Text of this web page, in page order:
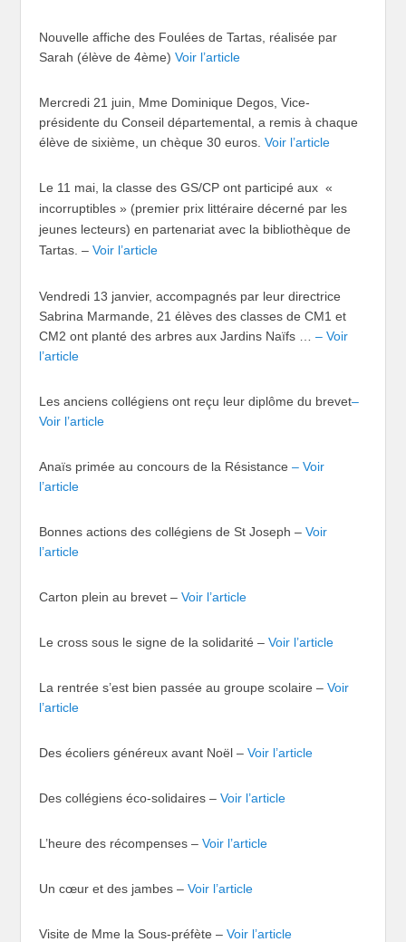
Nouvelle affiche des Foulées de Tartas, réalisée par
Sarah (élève de 4ème)Voir l’article
Mercredi 21 juin, Mme Dominique Degos, Vice-
présidente du Conseil départemental, a remis à chaque
élève de sixième, un chèque 30 euros.Voir l’article
Le 11 mai, la classe des GS/CP ont participé aux «
incorruptibles » (premier prix littéraire décerné par les
jeunes lecteurs) en partenariat avec la bibliothèque de
Tartas. –Voir l’article
Vendredi 13 janvier, accompagnés par leur directrice
Sabrina Marmande, 21 élèves des classes de CM1 et
CM2 ont planté des arbres aux Jardins Naïfs …– Voir
l’article
Les anciens collégiens ont reçu leur diplôme du brevet–
Voir l’article
Anaïs primée au concours de la Résistance – Voir
l’article
Bonnes actions des collégiens de St Joseph –Voir
l’article
Carton plein au brevet –Voir l’article
Le cross sous le signe de la solidarité –Voir l’article
La rentrée s’est bien passée au groupe scolaire –Voir
l’article
Des écoliers généreux avant Noël –Voir l’article
Des collégiens éco-solidaires –Voir l’article
L’heure des récompenses –Voir l’article
Un cœur et des jambes –Voir l’article
Visite de Mme la Sous-préfète –Voir l’article